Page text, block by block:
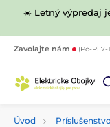
☀️ Letný výpredaj
Zavolajte nám (Po-Pi 7-
Úvod Príslušenstvo